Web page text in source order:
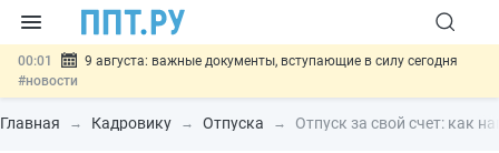
00:01
9 августа: важные документы, вступающие в силу сегодня
#новости
07.08 Подписан закон о блокировке продажи опасных товаров через
«Честный знак»#новости
Главная Кадровику Отпуска Отпуск за свой счет: как